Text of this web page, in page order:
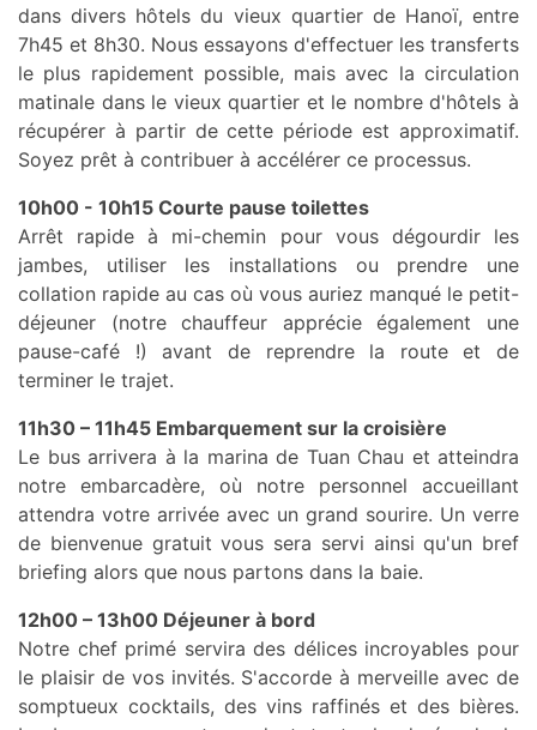
dans divers hôtels du vieux quartier de Hanoï, entre
7h45 et 8h30. Nous essayons d'effectuer les transferts
le plus rapidement possible, mais avec la circulation
matinale dans le vieux quartier et le nombre d'hôtels à
récupérer à partir de cette période est approximatif.
Soyez prêt à contribuer à accélérer ce processus.
10h00 - 10h15 Courte pause toilettes
Arrêt rapide à mi-chemin pour vous dégourdir les
jambes, utiliser les installations ou prendre une
collation rapide au cas où vous auriez manqué le petit-
déjeuner (notre chauffeur apprécie également une
pause-café !) avant de reprendre la route et de
terminer le trajet.
11h30 – 11h45 Embarquement sur la croisière
Le bus arrivera à la marina de Tuan Chau et atteindra
notre embarcadère, où notre personnel accueillant
attendra votre arrivée avec un grand sourire. Un verre
de bienvenue gratuit vous sera servi ainsi qu'un bref
briefing alors que nous partons dans la baie.
12h00 – 13h00 Déjeuner à bord
Notre chef primé servira des délices incroyables pour
le plaisir de vos invités. S'accorde à merveille avec de
somptueux cocktails, des vins raffinés et des bières.